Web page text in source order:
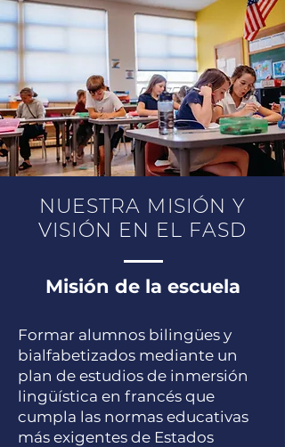
NUESTRA MISIÓN Y
VISIÓN EN EL FASD
Misión de la escuela
Formar alumnos bilingües y
bialfabetizados mediante un
plan de estudios de inmersión
lingüística en francés que
cumpla las normas educativas
más exigentes de Estados